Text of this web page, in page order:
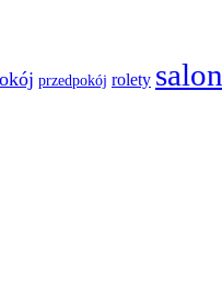
przedpokój rolety salon